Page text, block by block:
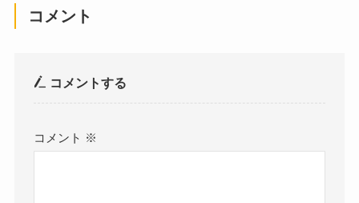
コメント
コメントする
コメント ※